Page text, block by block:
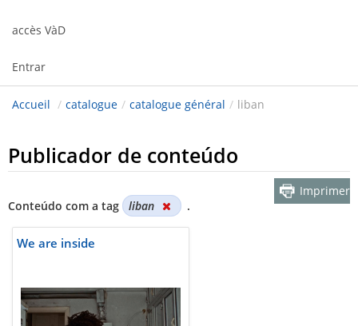
accès VàD
Entrar
Accueil / catalogue / catalogue général / liban
Publicador de conteúdo
Conteúdo com a tag liban .
Imprimer
We are inside